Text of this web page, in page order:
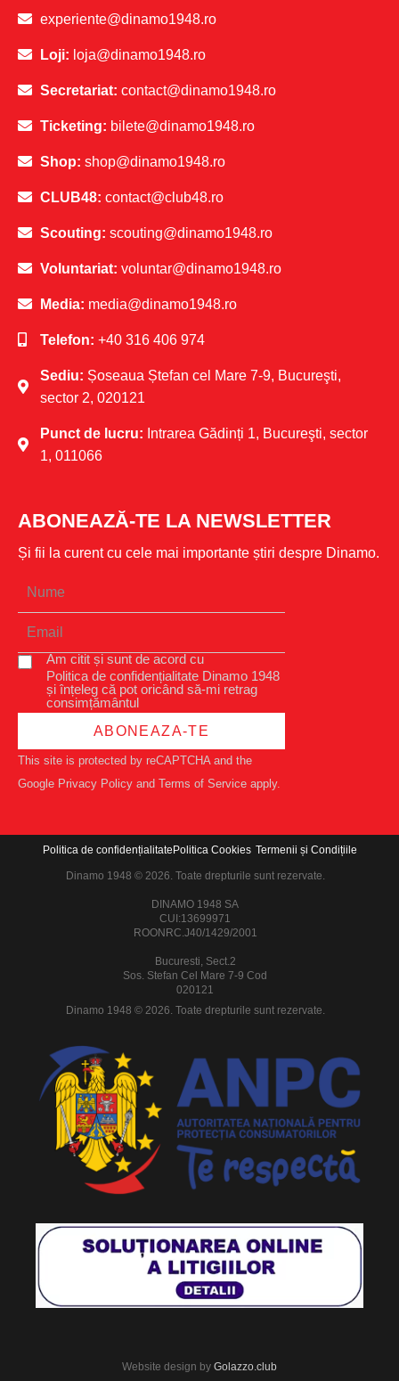
experiente@dinamo1948.ro
Loji: loja@dinamo1948.ro
Secretariat: contact@dinamo1948.ro
Ticketing: bilete@dinamo1948.ro
Shop: shop@dinamo1948.ro
CLUB48: contact@club48.ro
Scouting: scouting@dinamo1948.ro
Voluntariat: voluntar@dinamo1948.ro
Media: media@dinamo1948.ro
Telefon: +40 316 406 974
Sediu: Șoseaua Ștefan cel Mare 7-9, Bucureşti,
sector 2, 020121
Punct de lucru: Intrarea Gădinți 1, Bucureşti, sector
1, 011066
ABONEAZĂ-TE LA NEWSLETTER
Și fii la curent cu cele mai importante știri despre Dinamo.
Am citit și sunt de acord cu
Politica de confidențialitate Dinamo 1948
și înțeleg că pot oricând să-mi retrag
consimțământul
ABONEAZA-TE
This site is protected by reCAPTCHA and the
Google Privacy Policy and Terms of Service apply.
Politica de confidențialitatePolitica Cookies Termenii și Condițiile
Dinamo 1948 © 2026. Toate drepturile sunt rezervate.
DINAMO 1948 SA
CUI:13699971
ROONRC.J40/1429/2001
Bucuresti, Sect.2
Sos. Stefan Cel Mare 7-9 Cod
020121
Dinamo 1948 © 2026. Toate drepturile sunt rezervate.
Website design by Golazzo.club